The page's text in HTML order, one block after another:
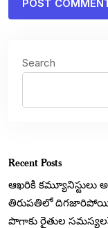
Search
Recent Posts
ఆఖరికి కమ్యూనిస్టులు
తిరుపతిలో
పొగాకు రైతుల